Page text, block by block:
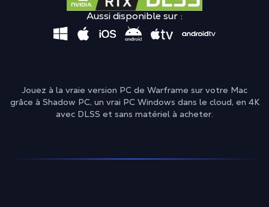
Aussi disponible sur :
Jouez à la vraie version PC de Warframe sur votre Mac
grâce à Shadow PC, un vrai PC Windows dans le cloud, en 4K
avec DLSS et sans matériel à acheter.